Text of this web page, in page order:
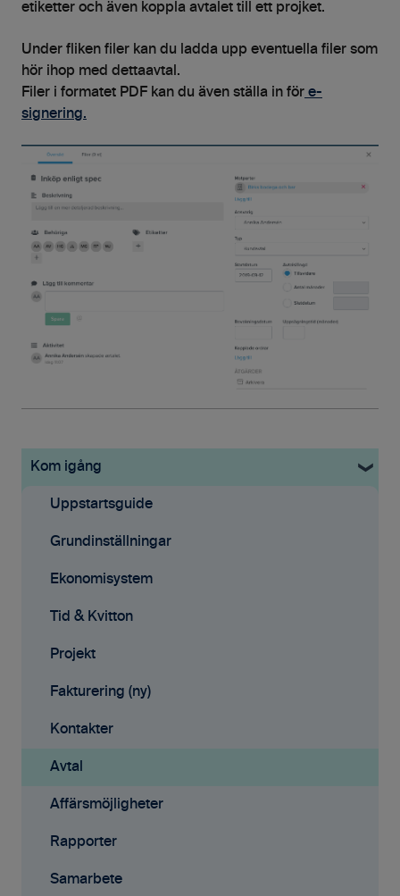
etiketter och även koppla avtalet till ett projket.
Under fliken filer kan du ladda upp eventuella filer som
hör ihop med dettaavtal.
Filer i formatet PDF kan du även ställa in för e-
signering.
Kom igång
Uppstartsguide
Grundinställningar
Ekonomisystem
Tid & Kvitton
Projekt
Fakturering (ny)
Kontakter
Avtal
Affärsmöjligheter
Rapporter
Samarbete